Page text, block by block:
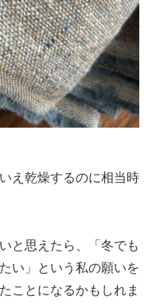
え乾燥するのに相当時
と思えたら、「冬でも
い」という私の願いを
ことになるかもしれま